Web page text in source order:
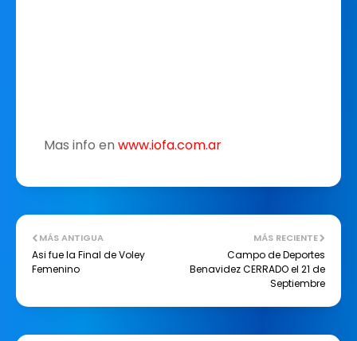
Mas info en www.iofa.com.ar
MÁS RECIENTE
Campo de Deportes
Benavidez CERRADO el 21 de
Septiembre
MÁS ANTIGUA
Asi fue la Final de Voley
Femenino